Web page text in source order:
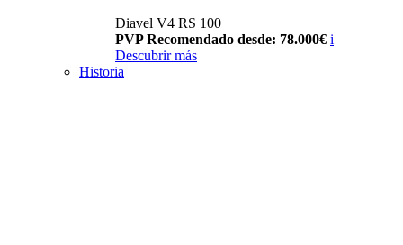
Diavel V4 RS 100
PVP Recomendado desde: 78.000€ i
Descubrir más
Historia